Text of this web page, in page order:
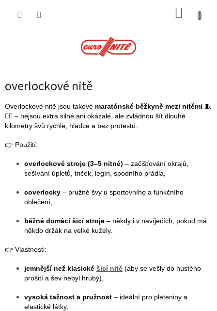
overlockové nitě
Overlockové nitě jsou takové maratónské běžkyně mezi nitěmi 🧵
🏃‍♀️ – nejsou extra silné ani okázalé, ale zvládnou šít dlouhé
kilometry švů rychle, hladce a bez protestů.
👉 Použití:
overlockové stroje (3–5 nitné) – začišťování okrajů,
sešívání úpletů, triček, legín, spodního prádla,
coverlocky – pružné švy u sportovního a funkčního
oblečení,
běžné domácí šicí stroje – někdy i v navíječích, pokud má
někdo držák na velké kužely.
👉 Vlastnosti:
jemnější než klasické šicí nitě (aby se vešly do hustého
prošití a šev nebyl hrubý),
vysoká tažnost a pružnost – ideální pro pleteniny a
elastické látky,